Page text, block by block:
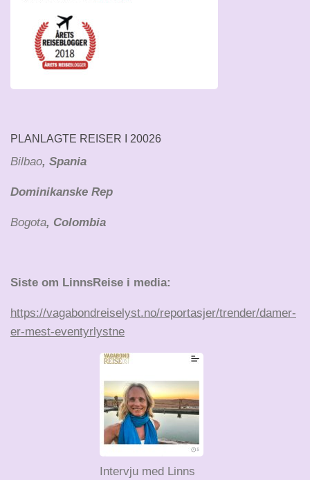
PLANLAGTE REISER I 20026
Bilbao, Spania
Dominikanske Rep
Bogota, Colombia
Siste om LinnsReise i media:
https://vagabondreiselyst.no/reportasjer/trender/damer-
er-mest-eventyrlystne
Intervju med Linns